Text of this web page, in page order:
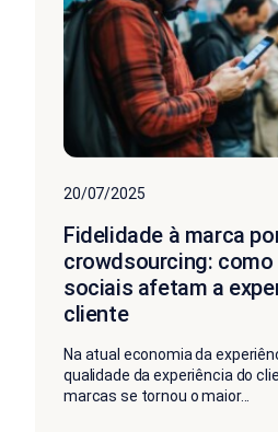
20/07/2025
Fidelidade à marca
crowdsourcing: como
sociais afetam a
cliente
Na atual economia da
qualidade da experiência do
marcas se tornou o maior...